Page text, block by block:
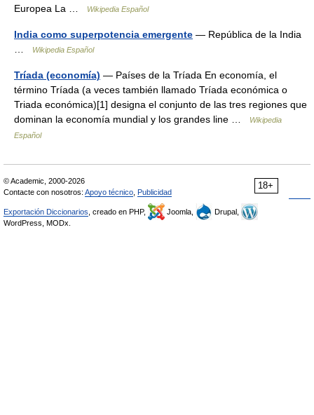
Europea La …
Wikipedia Español
India como superpotencia emergente — República de la India
Wikipedia Español
Tríada (economía) — Países de la Tríada En economía, el
término Tríada (a veces también llamado Tríada económica o
Triada económica)[1] designa el conjunto de las tres regiones que
dominan la economía mundial y los grandes line …
Wikipedia
Español
18+
© Academic, 2000-2026
Contacte con nosotros: Apoyo técnico Publicidad
Exportación Diccionarios , creado en PHP, Joomla,
Drupal,
WordPress, MODx.